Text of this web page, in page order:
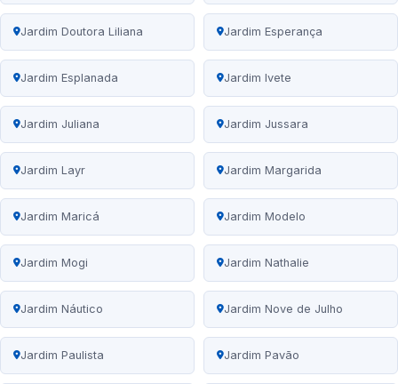
Jardim Doutora Liliana Jardim Esperança
Jardim Esplanada Jardim Ivete
Jardim Juliana Jardim Jussara
Jardim Layr Jardim Margarida
Jardim Maricá Jardim Modelo
Jardim Mogi Jardim Nathalie
Jardim Náutico Jardim Nove de Julho
Jardim Paulista Jardim Pavão